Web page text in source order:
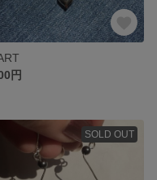
円
SOLD OUT